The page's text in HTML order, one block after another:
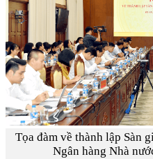
Tọa đàm về thành lập Sàn
Ngân hàng Nhà